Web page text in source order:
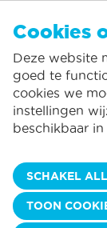
Prijzen
Je kunt
klikken.
Cookies
Deze website
goed te
cookies we
instellingen
beschikbaar in
SCHAKEL
TOON